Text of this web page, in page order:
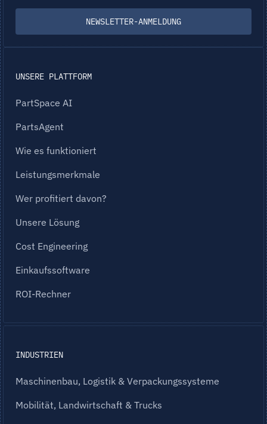
NEWSLETTER-ANMELDUNG
UNSERE PLATTFORM
PartSpace AI
PartsAgent
Wie es funktioniert
Leistungsmerkmale
Wer profitiert davon?
Unsere Lösung
Cost Engineering
Einkaufssoftware
ROI-Rechner
INDUSTRIEN
Maschinenbau, Logistik & Verpackungssysteme
Mobilität, Landwirtschaft & Trucks